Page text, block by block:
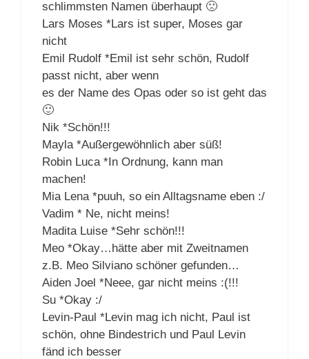
schlimmsten Namen überhaupt 🙁
Lars Moses *Lars ist super, Moses gar
nicht
Emil Rudolf *Emil ist sehr schön, Rudolf
passt nicht, aber wenn
es der Name des Opas oder so ist geht das
🙂
Nik *Schön!!!
Mayla *Außergewöhnlich aber süß!
Robin Luca *In Ordnung, kann man
machen!
Mia Lena *puuh, so ein Alltagsname eben :/
Vadim * Ne, nicht meins!
Madita Luise *Sehr schön!!!
Meo *Okay…hätte aber mit Zweitnamen
z.B. Meo Silviano schöner gefunden…
Aiden Joel *Neee, gar nicht meins :(!!!
Su *Okay :/
Levin-Paul *Levin mag ich nicht, Paul ist
schön, ohne Bindestrich und Paul Levin
fänd ich besser